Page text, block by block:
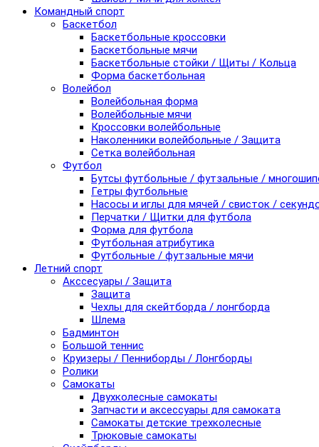
Командный спорт
Баскетбол
Баскетбольные кроссовки
Баскетбольные мячи
Баскетбольные стойки / Щиты / Кольца
Форма баскетбольная
Волейбол
Волейбольная форма
Волейбольные мячи
Кроссовки волейбольные
Наколенники волейбольные / Защита
Сетка волейбольная
Футбол
Бутсы футбольные / футзальные /
Гетры футбольные
Насосы и иглы для мячей / свисток /
Перчатки / Щитки для футбола
Форма для футбола
Футбольная атрибутика
Футбольные / футзальные мячи
Летний спорт
Акссесуары / Защита
Защита
Чехлы для скейтборда / лонгборда
Шлема
Бадминтон
Большой теннис
Круизеры / Пенниборды / Лонгборды
Ролики
Самокаты
Двухколесные самокаты
Запчасти и аксессуары для самоката
Самокаты детские трехколесные
Трюковые самокаты